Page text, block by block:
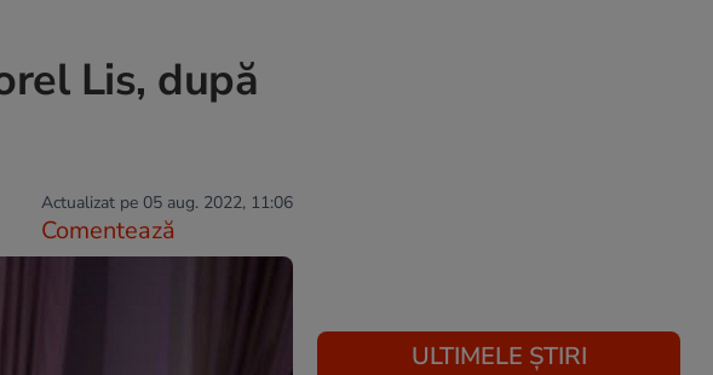
Lis, după
Actualizat pe 05 aug. 2022, 11:06
Comentează
ULTIMELE ȘTIRI